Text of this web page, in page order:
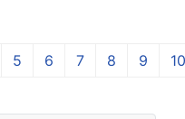
5 6 7 8 9 10